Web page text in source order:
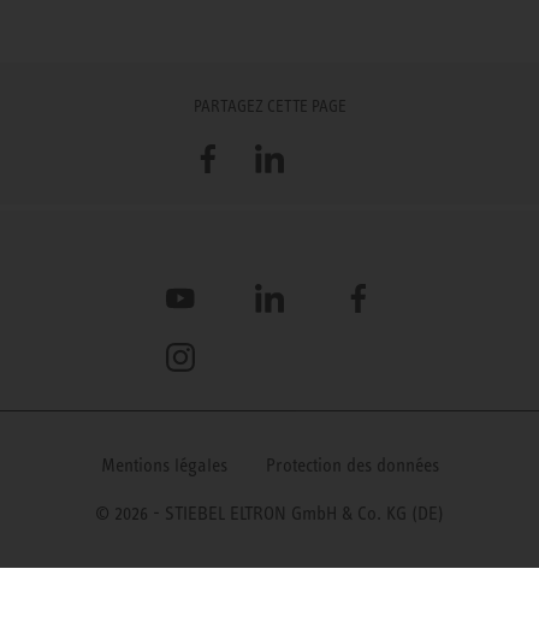
PARTAGEZ CETTE PAGE
FacebookLinkedIn
Mentions légales Protection des données
YouTube Facebook
Instagram
© 2026 - STIEBEL ELTRON GmbH & Co. KG (DE)